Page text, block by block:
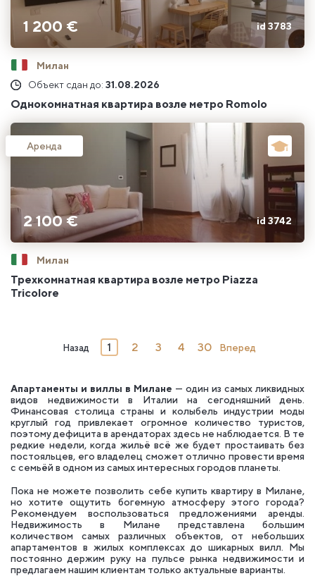
1 200 € id 3783
Милан
Объект сдан до: 31.08.2026
Однокомнатная квартира возле метро Romolo
Аренда
2 100 € id 3742
Милан
Трехкомнатная квартира возле метро Piazza
Tricolore
Назад 1 2 3 4 30 Вперед
Апартаменты и виллы в Милане — один из самых ликвидных
видов недвижимости в Италии на сегодняшний день.
Финансовая столица страны и колыбель индустрии моды
круглый год привлекает огромное количество туристов,
поэтому дефицита в арендаторах здесь не наблюдается. В те
редкие недели, когда жильё всё же будет простаивать без
постояльцев, его владелец сможет отлично провести время
с семьёй в одном из самых интересных городов планеты.
Пока не можете позволить себе купить квартиру в Милане,
но хотите ощутить богемную атмосферу этого города?
Рекомендуем воспользоваться предложениями аренды.
Недвижимость в Милане представлена большим
количеством самых различных объектов, от небольших
апартаментов в жилых комплексах до шикарных вилл. Мы
постоянно держим руку на пульсе рынка недвижимости и
предлагаем нашим клиентам только актуальные варианты.